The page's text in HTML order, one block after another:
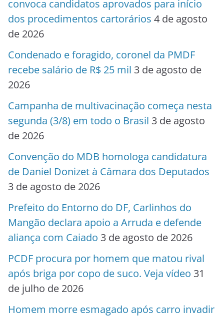
convoca candidatos aprovados para início
dos procedimentos cartorários 4 de agosto
de 2026
Condenado e foragido, coronel da PMDF
recebe salário de R$ 25 mil 3 de agosto de
2026
Campanha de multivacinação começa nesta
segunda (3/8) em todo o Brasil 3 de agosto
de 2026
Convenção do MDB homologa candidatura
de Daniel Donizet à Câmara dos Deputados
3 de agosto de 2026
Prefeito do Entorno do DF, Carlinhos do
Mangão declara apoio a Arruda e defende
aliança com Caiado 3 de agosto de 2026
PCDF procura por homem que matou rival
após briga por copo de suco. Veja vídeo 31
de julho de 2026
Homem morre esmagado após carro invadir